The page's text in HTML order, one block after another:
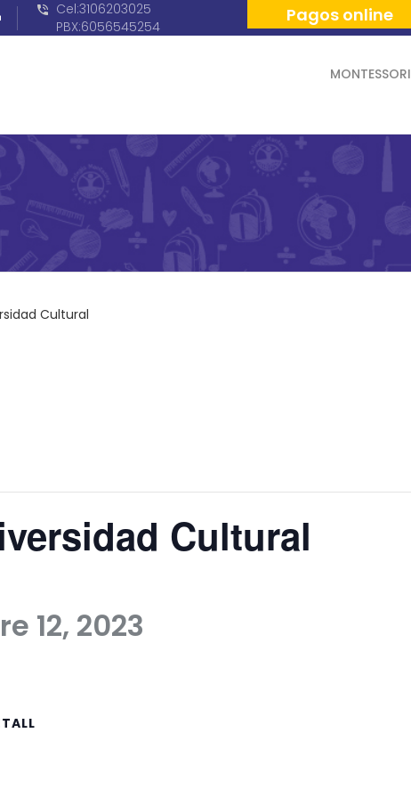
Cel:3106203025
PBX:6056545254
Pagos online
MONTESSORI
Cultural
Cultural
12, 2023